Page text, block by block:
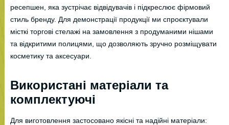
ресепшен, яка зустрічає відвідувачів і підкреслює фірмовий
стиль бренду. Для демонстрації продукції ми спроєктували
місткі торгові стелажі на замовлення з продуманими нішами
та відкритими полицями, що дозволяють зручно розміщувати
косметику та аксесуари.
Використані матеріали та
комплектуючі
Для виготовлення застосовано якісні та надійні матеріали: